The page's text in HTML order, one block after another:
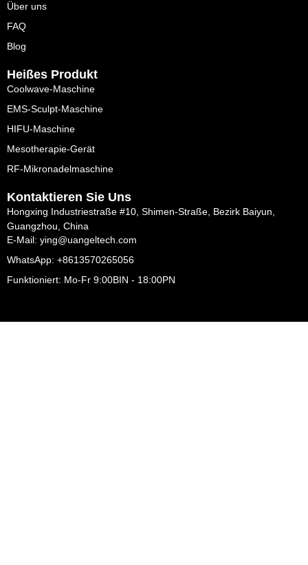
Über uns
FAQ
Blog
Heißes Produkt
Coolwave-Maschine
EMS-Sculpt-Maschine
HIFU-Maschine
Mesotherapie-Gerät
RF-Mikronadelmaschine
Kontaktieren Sie Uns
Hongxing Industriestraße #10, Shimen-Straße, Bezirk Baiyun,
Guangzhou, China
E-Mail: ying@uangeltech.com
WhatsApp: +8613570265056
Funktioniert: Mo-Fr 9:00BIN - 18:00PN